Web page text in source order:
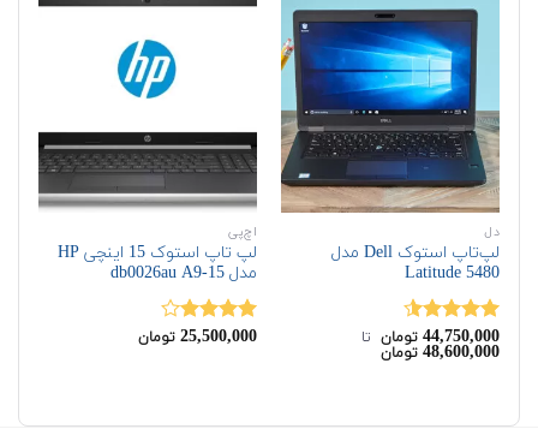
دل
لپ‌تاپ استوک Dell مدل
Latitude 5480
نمره4.50
از 5
44,750,000 تومان‌ تا ‌
48,600,000 تومان
اچ‌پی
لپ تاپ استوک 15 اینچی HP
مدل 15-db0026au A9
نمره
25,500,000 تومان